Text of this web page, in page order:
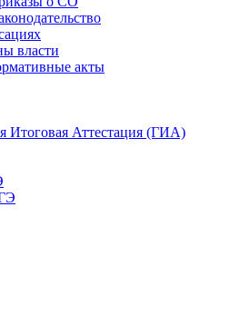
власти
акты
Итоговая Аттестация (ГИА)